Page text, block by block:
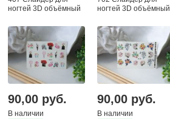
ногтей 3D объёмный
ногтей 3D объёмный
90,00 руб.
В наличии
90,00 руб.
В наличии